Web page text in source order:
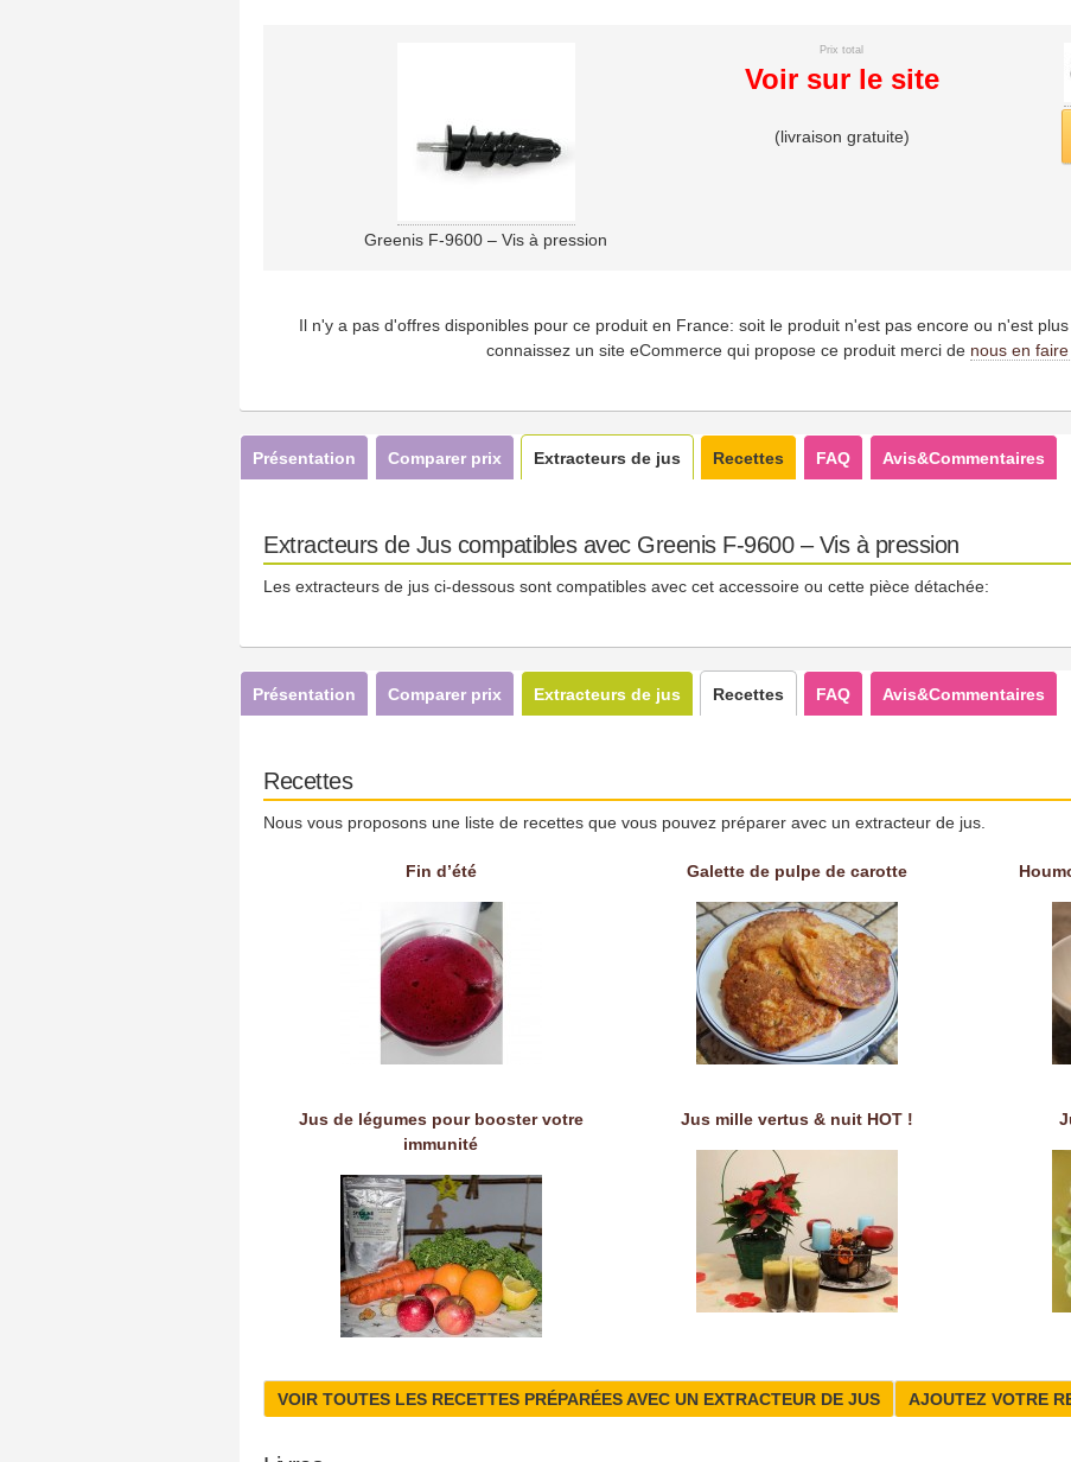
Greenis F-9600 – Vis à pression
Prix total
Voir sur le site
(livraison gratuite)
Il n'y a pas d'offres disponibles pour ce produit en France: soit le produit n'est pas encore ou n'est
connaissez un site eCommerce qui propose ce produit merci de nous en
Présentation Comparer prix Extracteurs de jus Recettes FAQ Avis&Commentaires
Extracteurs de Jus compatibles avec Greenis F-9600 – Vis à pression
Les extracteurs de jus ci-dessous sont compatibles avec cet accessoire ou cette pièce détachée:
Présentation Comparer prix Extracteurs de jus Recettes FAQ Avis&Commentaires
Recettes
Nous vous proposons une liste de recettes que vous pouvez préparer avec un extracteur de jus.
Fin d’été Galette de pulpe de carotte
Jus de légumes pour booster votre
immunité
Jus mille vertus & nuit HOT !
VOIR TOUTES LES RECETTES PRÉPARÉES AVEC UN EXTRACTEUR DE JUS AJOUTEZ VOTRE